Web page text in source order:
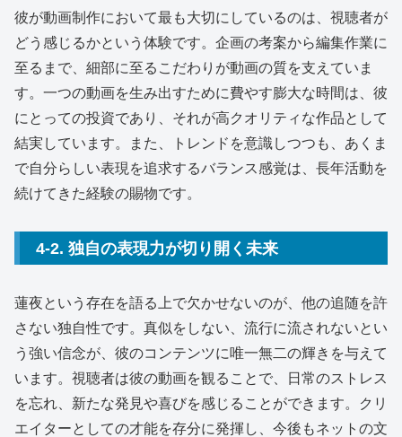
彼が動画制作において最も大切にしているのは、視聴者が
どう感じるかという体験です。企画の考案から編集作業に
至るまで、細部に至るこだわりが動画の質を支えていま
す。一つの動画を生み出すために費やす膨大な時間は、彼
にとっての投資であり、それが高クオリティな作品として
結実しています。また、トレンドを意識しつつも、あくま
で自分らしい表現を追求するバランス感覚は、長年活動を
続けてきた経験の賜物です。
4-2. 独自の表現力が切り開く未来
蓮夜という存在を語る上で欠かせないのが、他の追随を許
さない独自性です。真似をしない、流行に流されないとい
う強い信念が、彼のコンテンツに唯一無二の輝きを与えて
います。視聴者は彼の動画を観ることで、日常のストレス
を忘れ、新たな発見や喜びを感じることができます。クリ
エイターとしての才能を存分に発揮し、今後もネットの文